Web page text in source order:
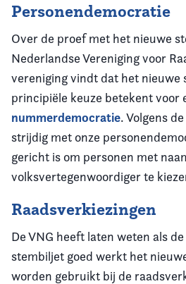
Personendemocratie
Over de proef met het nieuwe
Nederlandse Vereniging voor
vereniging vindt dat het nieuwe
principiële keuze betekent voor
nummerdemocratie. Volgens
strijdig met onze
gericht is om personen met
volksvertegenwoordiger te
Raadsverkiezingen
De VNG heeft laten weten als
stembiljet goed werkt het
worden gebruikt bij de